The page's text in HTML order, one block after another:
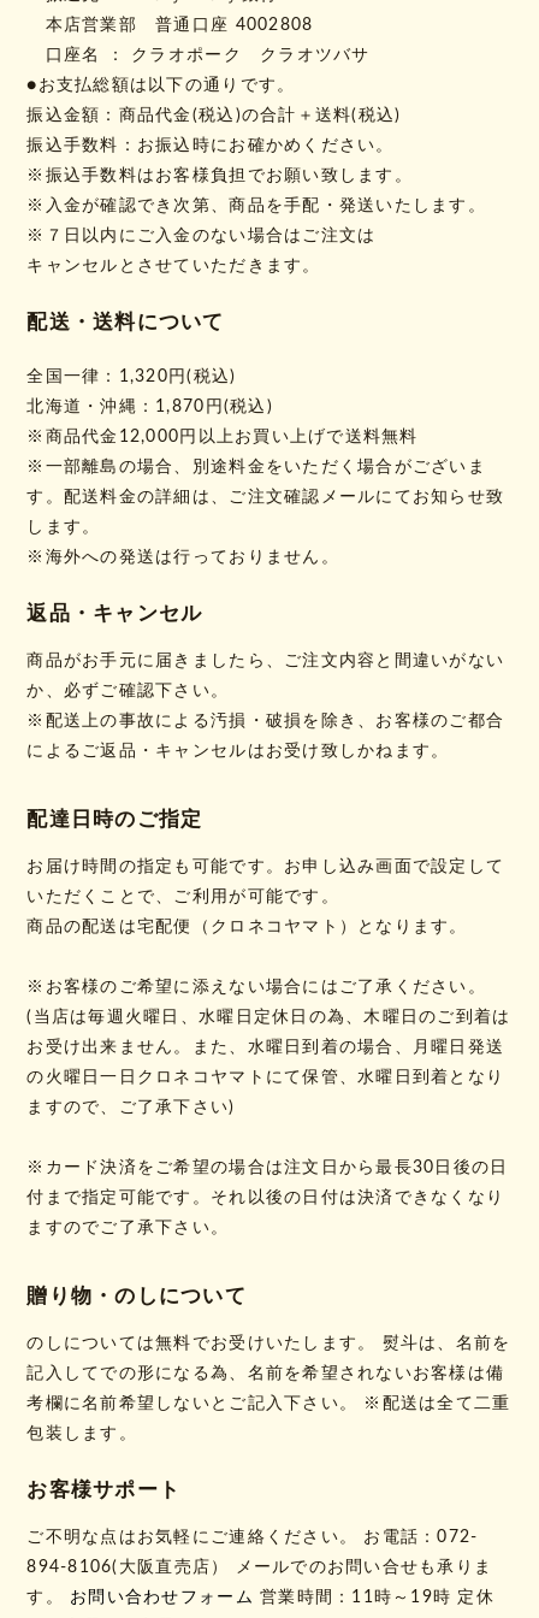
本店営業部 普通口座 4002808
口座名 ： クラオポーク クラオツバサ
●お支払総額は以下の通りです。
振込金額：商品代金(税込)の合計＋送料(税込)
振込手数料：お振込時にお確かめください。
※振込手数料はお客様負担でお願い致します。
※入金が確認でき次第、商品を手配・発送いたします。
※７日以内にご入金のない場合はご注文は
キャンセルとさせていただきます。
配送・送料について
全国一律：1,320円(税込)
北海道・沖縄：1,870円(税込)
※商品代金12,000円以上お買い上げで送料無料
※一部離島の場合、別途料金をいただく場合がございま
す。配送料金の詳細は、ご注文確認メールにてお知らせ致
します。
※海外への発送は行っておりません。
返品・キャンセル
商品がお手元に届きましたら、ご注文内容と間違いがない
か、必ずご確認下さい。
※配送上の事故による汚損・破損を除き、お客様のご都合
によるご返品・キャンセルはお受け致しかねます。
配達日時のご指定
お届け時間の指定も可能です。お申し込み画面で設定して
いただくことで、ご利用が可能です。
商品の配送は宅配便（クロネコヤマト）となります。
※お客様のご希望に添えない場合にはご了承ください。
(当店は毎週火曜日、水曜日定休日の為、木曜日のご到着は
お受け出来ません。また、水曜日到着の場合、月曜日発送
の火曜日一日クロネコヤマトにて保管、水曜日到着となり
ますので、ご了承下さい)
※カード決済をご希望の場合は注文日から最長30日後の日
付まで指定可能です。それ以後の日付は決済できなくなり
ますのでご了承下さい。
贈り物・のしについて
のしについては無料でお受けいたします。 熨斗は、名前を
記入してでの形になる為、名前を希望されないお客様は備
考欄に名前希望しないとご記入下さい。 ※配送は全て二重
包装します。
お客様サポート
ご不明な点はお気軽にご連絡ください。 お電話：072-
894-8106(大阪直売店） メールでのお問い合せも承りま
す。 お問い合わせフォーム 営業時間：11時～19時 定休